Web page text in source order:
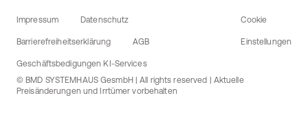
Impressum Datenschutz
Barrierefreiheitserklärung AGB
Geschäftsbedigungen KI-Services
Cookie
Einstellungen
© BMD SYSTEMHAUS GesmbH | All rights reserved | Aktuelle
Preisänderungen und Irrtümer vorbehalten